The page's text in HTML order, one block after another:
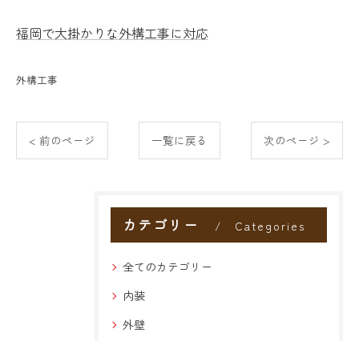
福岡で大掛かりな外構工事に対応
外構工事
< 前のページ 一覧に戻る 次のページ >
カテゴリー Categories
全てのカテゴリー
内装
外壁